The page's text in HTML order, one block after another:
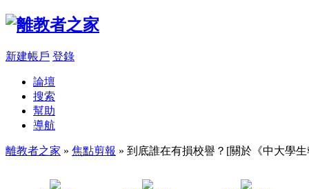
新建帳戶 登錄
論壇
搜索
幫助
導航
離教者之家 » 焦點剪報 » 到底誰在有損校譽？[關於《中大學